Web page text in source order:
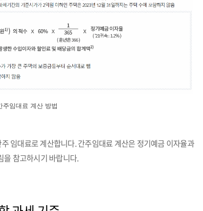
주임대료 계산 방법
임대료로 계산합니다. 간주임대료 계산은 정기예금 이자율과
을 참고하시기 바랍니다.